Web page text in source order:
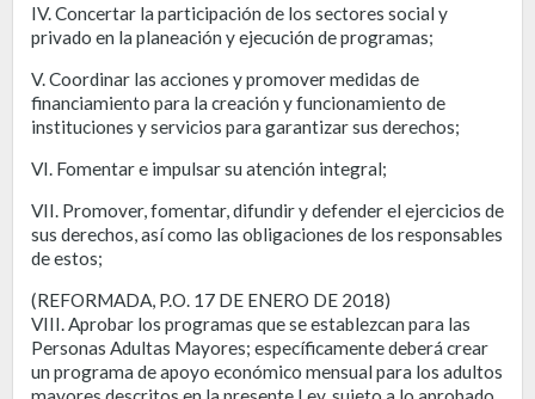
IV. Concertar la participación de los sectores social y
privado en la planeación y ejecución de programas;
V. Coordinar las acciones y promover medidas de
financiamiento para la creación y funcionamiento de
instituciones y servicios para garantizar sus derechos;
VI. Fomentar e impulsar su atención integral;
VII. Promover, fomentar, difundir y defender el ejercicios de
sus derechos, así como las obligaciones de los responsables
de estos;
(REFORMADA, P.O. 17 DE ENERO DE 2018)
VIII. Aprobar los programas que se establezcan para las
Personas Adultas Mayores; específicamente deberá crear
un programa de apoyo económico mensual para los adultos